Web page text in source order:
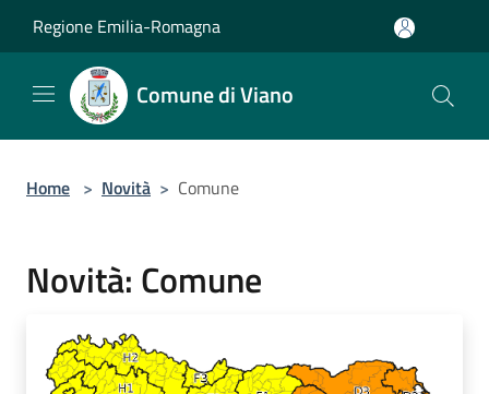
Regione Emilia-Romagna
Comune di Viano
Home > Novità > Comune
Novità: Comune